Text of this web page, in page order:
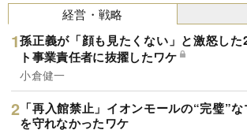
経営・戦略
孫正義が「顔も見たくない」と激怒した
ト事業責任者に抜擢したワケ
小倉健一
「再入館禁止」イオンモールの“完璧”
を守れなかったワケ